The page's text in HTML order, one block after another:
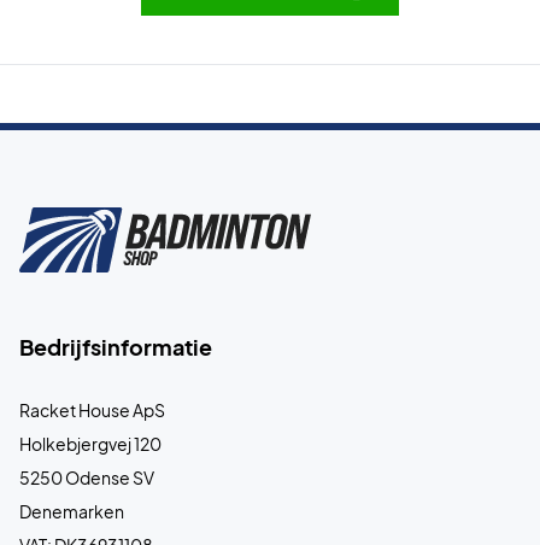
Bedrijfsinformatie
Racket House ApS
Holkebjergvej 120
5250 Odense SV
Denemarken